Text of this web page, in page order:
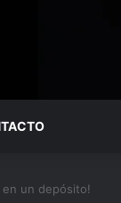
en un depósito!